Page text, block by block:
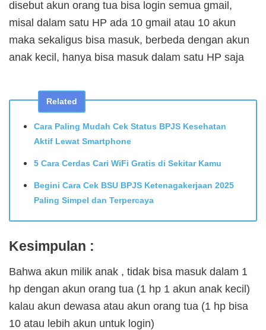
disebut akun orang tua bisa login semua gmail,
misal dalam satu HP ada 10 gmail atau 10 akun
maka sekaligus bisa masuk, berbeda dengan akun
anak kecil, hanya bisa masuk dalam satu HP saja
Related
Cara Paling Mudah Cek Status BPJS Kesehatan
Aktif Lewat Smartphone
5 Cara Cerdas Cari WiFi Gratis di Sekitar Kamu
Begini Cara Cek BSU BPJS Ketenagakerjaan 2025
Paling Simpel dan Terpercaya
Kesimpulan :
Bahwa akun milik anak , tidak bisa masuk dalam 1
hp dengan akun orang tua (1 hp 1 akun anak kecil)
kalau akun dewasa atau akun orang tua (1 hp bisa
10 atau lebih akun untuk login)